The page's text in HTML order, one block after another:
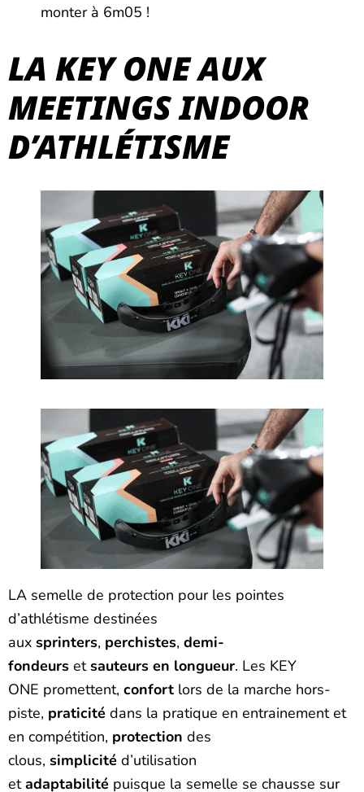
monter à 6m05 !
LA KEY ONE AUX
MEETINGS INDOOR
D’ATHLÉTISME
LA semelle de protection pour les pointes
d’athlétisme destinées
aux sprinters, perchistes, demi-
fondeurs etsauteurs en longueur. Les KEY
ONE promettent, confort lors de la marche hors-
piste, praticité dans la pratique en entrainement et
en compétition, protection des
clous, simplicité d’utilisation
etadaptabilité puisque la semelle se chausse sur